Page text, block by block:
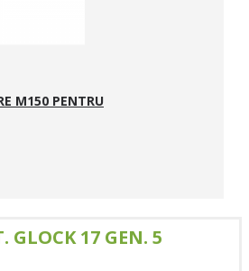
M150 PENTRU
GLOCK 17 GEN. 5